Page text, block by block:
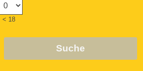
< 18
Suche